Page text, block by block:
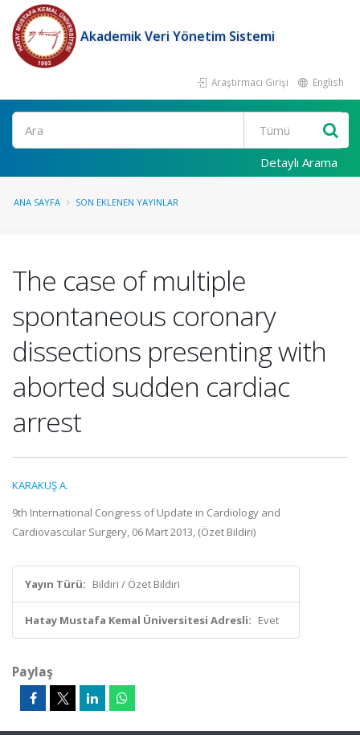
Akademik Veri Yönetim Sistemi
Araştırmacı Girişi English
Ara
Detaylı Arama
ANA SAYFA SON EKLENEN YAYINLAR
The case of multiple
spontaneous coronary
dissections presenting with
aborted sudden cardiac
arrest
KARAKUŞ A.
9th International Congress of Update in Cardiology and
Cardiovascular Surgery, 06 Mart 2013, (Özet Bildiri)
Yayın Türü: Bildiri / Özet Bildiri
Hatay Mustafa Kemal Üniversitesi Adresli: Evet
Paylaş